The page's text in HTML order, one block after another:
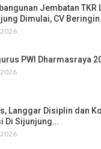
Jembatan TKR
Dimulai, CV
PWI Dharmasraya
Langgar Disiplin dan
Di Sijunjung…